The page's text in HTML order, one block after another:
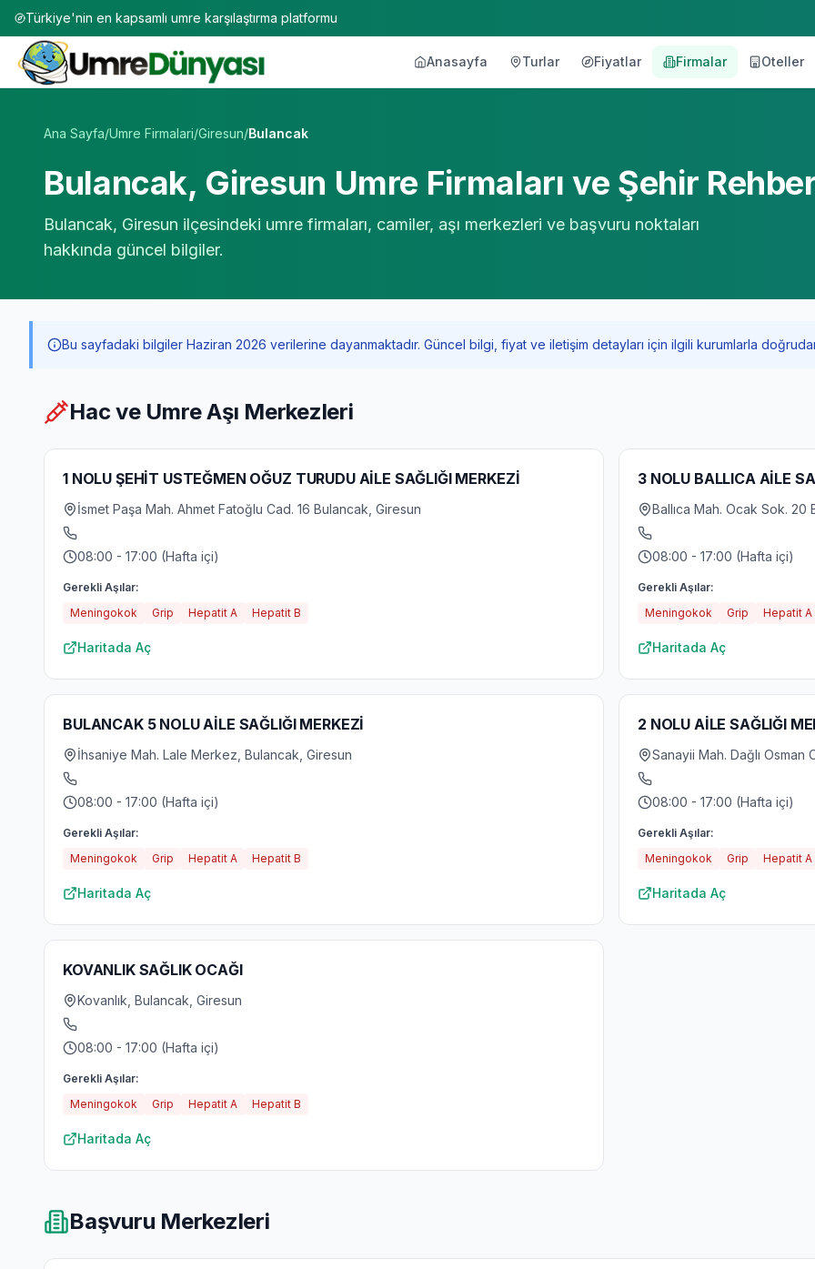
Türkiye'nin en kapsamlı umre karşılaştırma platformu
Anasayfa Turlar Fiyatlar Firmalar Oteller
Ana Sayfa/Umre Firmalari/Giresun/Bulancak
Bulancak, Giresun Umre Firmaları ve Şehir
Bulancak, Giresun ilçesindeki umre firmaları, camiler, aşı merkezleri ve başvuru noktaları
hakkında güncel bilgiler.
Bu sayfadaki bilgiler Haziran 2026 verilerine dayanmaktadır. Güncel bilgi, fiyat ve iletişim detayları için ilgili kurumlarla
Hac ve Umre Aşı Merkezleri
1 NOLU ŞEHİT USTEĞMEN OĞUZ TURUDU AİLE SAĞLIĞI MERKEZİ
İsmet Paşa Mah. Ahmet Fatoğlu Cad. 16 Bulancak, Giresun
08:00 - 17:00 (Hafta içi)
Gerekli Aşılar:
Meningokok
Grip Hepatit A Hepatit B
Haritada Aç
3 NOLU BALLICA AİLE
Ballıca Mah. Ocak Sok. 20
08:00 - 17:00 (Hafta içi)
Gerekli Aşılar:
Meningokok
Grip Hepatit A
Haritada Aç
BULANCAK 5 NOLU AİLE SAĞLIĞI MERKEZİ
İhsaniye Mah. Lale Merkez, Bulancak, Giresun
08:00 - 17:00 (Hafta içi)
Gerekli Aşılar:
Meningokok
Grip Hepatit A Hepatit B
Haritada Aç
2 NOLU AİLE SAĞLIĞI
Sanayii Mah. Dağlı Osman
08:00 - 17:00 (Hafta içi)
Gerekli Aşılar:
Meningokok
Grip Hepatit A
Haritada Aç
KOVANLIK SAĞLIK OCAĞI
Kovanlık, Bulancak, Giresun
08:00 - 17:00 (Hafta içi)
Gerekli Aşılar:
Meningokok
Grip Hepatit A Hepatit B
Haritada Aç
Başvuru Merkezleri